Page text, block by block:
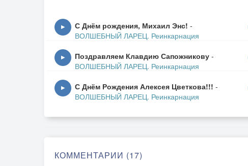
Счастье долгожданное!
Голос мой простужен;
Пой, гитара моя, пой -
Твой аккорд мне нужен!
Всё рассеется,как дым!
Я храню свою мечту -
▶ С Днём рождения, Михаил Энс! -
ВОЛШЕБНЫЙ ЛАРЕЦ. Реинкарнация
▶ Поздравляем Клавдию Сапожникову -
ВОЛШЕБНЫЙ ЛАРЕЦ. Реинкарнация
▶ С Днём Рождения Алексея Цветкова!!! -
ВОЛШЕБНЫЙ ЛАРЕЦ. Реинкарнация
КОММЕНТАРИИ (17)